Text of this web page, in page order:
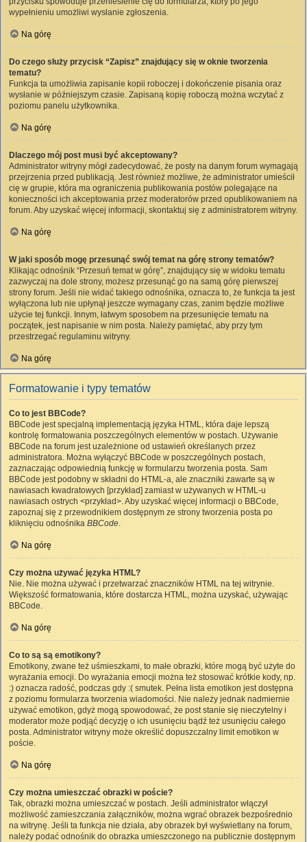
wypełnieniu umożliwi wysłanie zgłoszenia.
Na górę
Do czego służy przycisk “Zapisz” znajdujący się w oknie tworzenia
tematu?
Funkcja ta umożliwia zapisanie kopii roboczej i dokończenie pisania oraz
wysłanie w późniejszym czasie. Zapisaną kopię roboczą można wczytać z
poziomu panelu użytkownika.
Na górę
Dlaczego mój post musi być akceptowany?
Administrator witryny mógł zadecydować, że posty na danym forum wymagają
przejrzenia przed publikacją. Jest również możliwe, że administrator umieścił
cię w grupie, która ma ograniczenia publikowania postów polegające na
konieczności ich akceptowania przez moderatorów przed opublikowaniem na
forum. Aby uzyskać więcej informacji, skontaktuj się z administratorem witryny.
Na górę
W jaki sposób mogę przesunąć swój temat na górę strony tematów?
Klikając odnośnik “Przesuń temat w górę”, znajdujący się w widoku tematu
zazwyczaj na dole strony, możesz przesunąć go na samą górę pierwszej
strony forum. Jeśli nie widać takiego odnośnika, oznacza to, że funkcja ta jest
wyłączona lub nie upłynął jeszcze wymagany czas, zanim będzie możliwe
użycie tej funkcji. Innym, łatwym sposobem na przesunięcie tematu na
początek, jest napisanie w nim posta. Należy pamiętać, aby przy tym
przestrzegać regulaminu witryny.
Na górę
Formatowanie i typy tematów
Co to jest BBCode?
BBCode jest specjalną implementacją języka HTML, która daje lepszą
kontrolę formatowania poszczególnych elementów w postach. Używanie
BBCode na forum jest uzależnione od ustawień określanych przez
administratora. Można wyłączyć BBCode w poszczególnych postach,
zaznaczając odpowiednią funkcję w formularzu tworzenia posta. Sam
BBCode jest podobny w składni do HTML-a, ale znaczniki zawarte są w
nawiasach kwadratowych [przykład] zamiast w używanych w HTML-u
nawiasach ostrych <przykład>. Aby uzyskać więcej informacji o BBCode,
zapoznaj się z przewodnikiem dostępnym ze strony tworzenia posta po
kliknięciu odnośnika BBCode.
Na górę
Czy można używać języka HTML?
Nie. Nie można używać i przetwarzać znaczników HTML na tej witrynie.
Większość formatowania, które dostarcza HTML, można uzyskać, używając
BBCode.
Na górę
Co to są są emotikony?
Emotikony, zwane też uśmieszkami, to małe obrazki, które mogą być użyte do
wyrażania emocji. Do wyrażania emocji można też stosować krótkie kody, np.
:) oznacza radość, podczas gdy :( smutek. Pełna lista emotikon jest dostępna
z poziomu formularza tworzenia wiadomości. Nie należy jednak nadmiernie
używać emotikon, gdyż mogą spowodować, że post stanie się nieczytelny i
moderator może podjąć decyzję o ich usunięciu bądź też usunięciu całego
posta. Administrator witryny może określić dopuszczalny limit emotikon w
poście.
Na górę
Czy można umieszczać obrazki w poście?
Tak, obrazki można umieszczać w postach. Jeśli administrator włączył
możliwość zamieszczania załączników, można wgrać obrazek bezpośrednio
na witrynę. Jeśli ta funkcja nie działa, aby obrazek był wyświetlany na forum,
należy podać odnośnik do obrazka umieszczonego na publicznie dostępnym